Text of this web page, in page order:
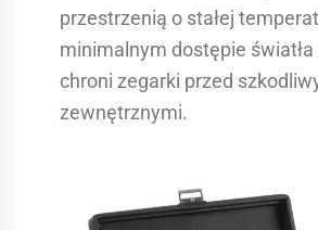
przestrzenią o stałej
minimalnym dostępie światła
chroni zegarki przed
zewnętrznymi.